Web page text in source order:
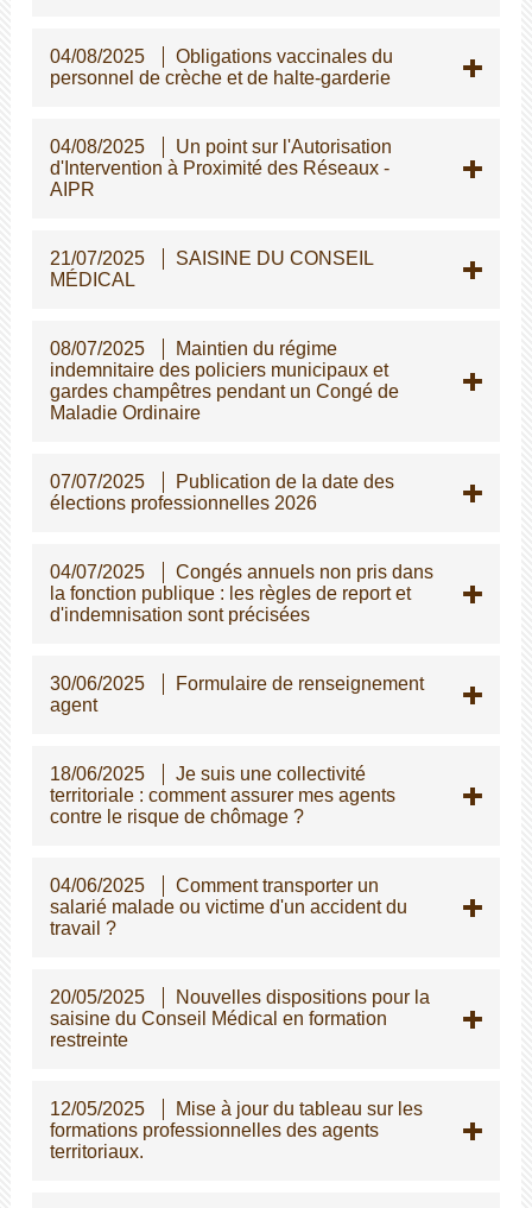
04/08/2025
Obligations vaccinales du
personnel de crèche et de halte-garderie
04/08/2025
Un point sur l'Autorisation
d'Intervention à Proximité des Réseaux -
AIPR
21/07/2025
SAISINE DU CONSEIL
MÉDICAL
08/07/2025
Maintien du régime
indemnitaire des policiers municipaux et
gardes champêtres pendant un Congé de
Maladie Ordinaire
07/07/2025
Publication de la date des
élections professionnelles 2026
04/07/2025
Congés annuels non pris dans
la fonction publique : les règles de report et
d'indemnisation sont précisées
30/06/2025
Formulaire de renseignement
agent
18/06/2025
Je suis une collectivité
territoriale : comment assurer mes agents
contre le risque de chômage ?
04/06/2025
Comment transporter un
salarié malade ou victime d'un accident du
travail ?
20/05/2025
Nouvelles dispositions pour la
saisine du Conseil Médical en formation
restreinte
12/05/2025
Mise à jour du tableau sur les
formations professionnelles des agents
territoriaux.